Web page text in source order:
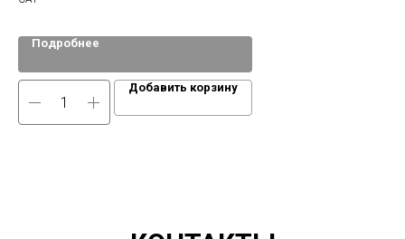
Подробнее
Добавить корзину